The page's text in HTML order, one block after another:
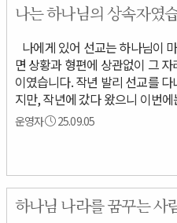
나는 하나님의 상속자였
나에게 있어 선교는 하나님이
면 상황과 형편에 상관없이 그
이였습니다. 작년 발리 선교를
지만, 작년에 갔다 왔으니 이번에
운영자 25.09.05
하나님 나라를 꿈꾸는 사